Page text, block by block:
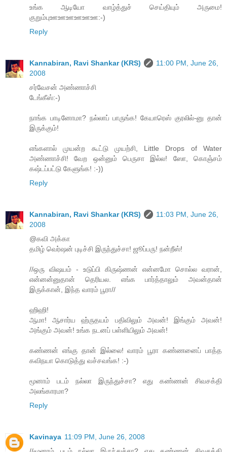
உங்க ஆடியோ வாழ்த்துச் செய்தியும் அருமை!
குறும்புஊஊஊஊஊஊ:-)
Reply
Kannabiran, Ravi Shankar (KRS)
11:00 PM, June 26,
2008
சர்வேசன் அண்ணாச்சி
டேங்கீஸ்:-)
நாங்க பாடினோமா? நல்லாப் பாருங்க! கேயாரெஸ் குரலில்-னு தான்
இருக்கும்!
எங்களால் முயன்ற கூட்டு முயற்சி, Little Drops of Water
அண்ணாச்சி! வேற ஒன்னும் பெருசா இல்ல! ஸோ, கொஞ்சம்
கஷ்டப்பட்டு கேளுங்க! :-))
Reply
Kannabiran, Ravi Shankar (KRS)
11:03 PM, June 26,
2008
@கவி அக்கா
தமிழ் வெர்ஷன் புடிச்சி இருந்துச்சா! ஜூப்பரு! நன்றீஸ்!
//ஒரு விஷயம் - உடுப்பி கிருஷ்ணன் என்னமோ சொல்ல வரான்,
என்னன்னுதான் தெரியல. எங்க பார்த்தாலும் அவன்தான்
இருக்கான், இந்த வாரம் பூரா//
ஹிஹி!
ஆமா! ஆசார்ய ஹ்ருதயம் பதிவிலும் அவன்! இங்கும் அவன்!
அங்கும் அவன்! உங்க நடனப் பள்ளியிலும் அவன்!
கண்ணன் எங்கு தான் இல்லை! வாரம் பூரா கண்ணனைப் பாத்த
கவிநயா கொடுத்து வச்சவங்க! :-)
மூனாம் படம் நல்லா இருந்துச்சா? எது கண்ணன் சிவசக்தி
அலங்காரமா?
Reply
Kavinaya 11:09 PM, June 26, 2008